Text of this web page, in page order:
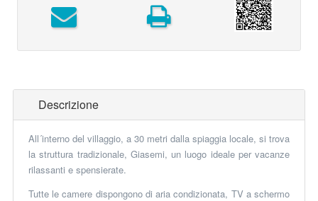
Descrizione
All´interno del villaggio, a 30 metri dalla spiaggia locale, si trova
la struttura tradizionale, Giasemi, un luogo ideale per vacanze
rilassanti e spensierate.
Tutte le camere dispongono di aria condizionata, TV a schermo